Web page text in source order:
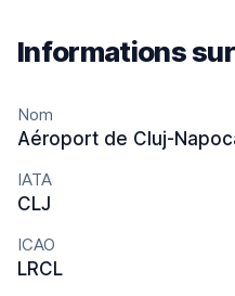
Informations
Nom
Aéroport de Cluj-
IATA
CLJ
ICAO
LRCL